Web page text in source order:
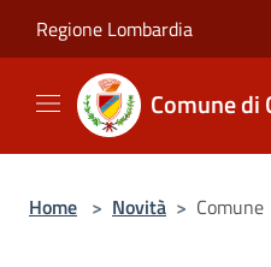
Regione Lombardia
Comune di
Home > Novità > Comune